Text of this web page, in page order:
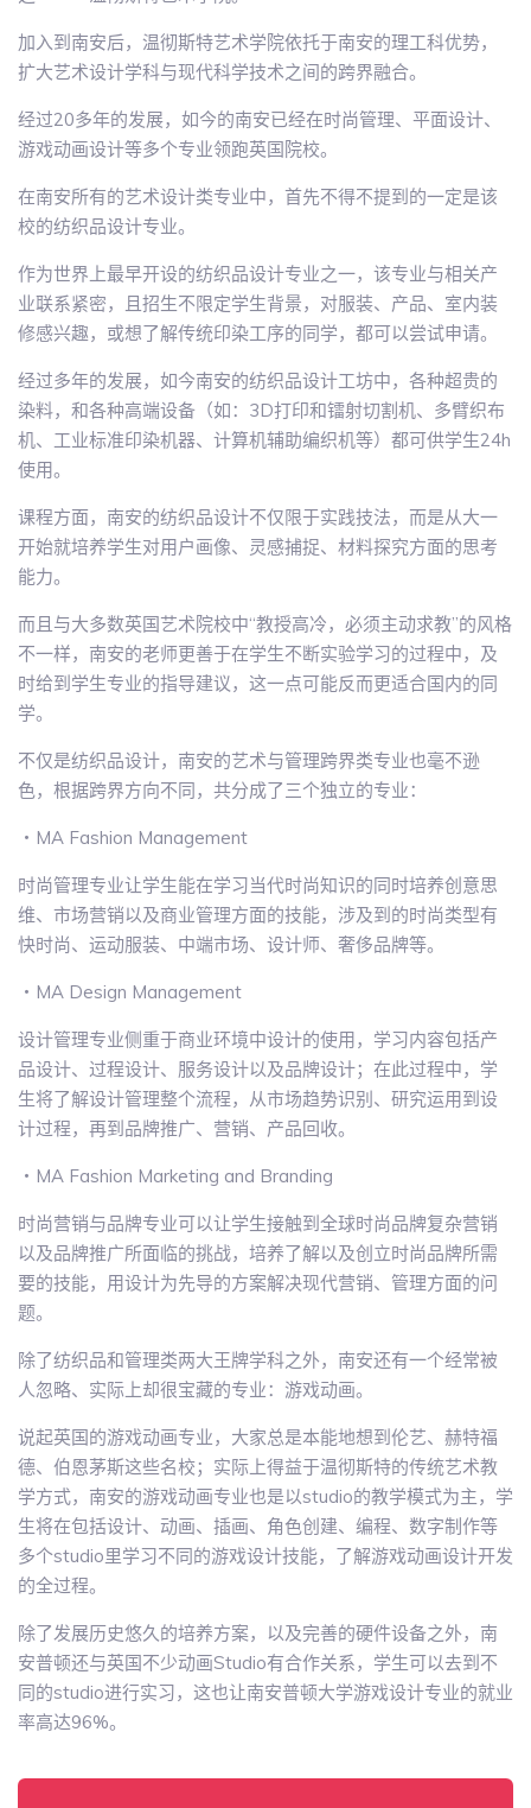
加入到南安后，温彻斯特艺术学院依托于南安的理工科优势，
扩大艺术设计学科与现代科学技术之间的跨界融合。
经过20多年的发展，如今的南安已经在时尚管理、平面设计、
游戏动画设计等多个专业领跑英国院校。
在南安所有的艺术设计类专业中，首先不得不提到的一定是该
校的纺织品设计专业。
作为世界上最早开设的纺织品设计专业之一，该专业与相关产
业联系紧密，且招生不限定学生背景，对服装、产品、室内装
修感兴趣，或想了解传统印染工序的同学，都可以尝试申请。
经过多年的发展，如今南安的纺织品设计工坊中，各种超贵的
染料，和各种高端设备（如：3D打印和镭射切割机、多臂织布
机、工业标准印染机器、计算机辅助编织机等）都可供学生24h
使用。
课程方面，南安的纺织品设计不仅限于实践技法，而是从大一
开始就培养学生对用户画像、灵感捕捉、材料探究方面的思考
能力。
而且与大多数英国艺术院校中“教授高冷，必须主动求教”的风格
不一样，南安的老师更善于在学生不断实验学习的过程中，及
时给到学生专业的指导建议，这一点可能反而更适合国内的同
学。
不仅是纺织品设计，南安的艺术与管理跨界类专业也毫不逊
色，根据跨界方向不同，共分成了三个独立的专业：
・MA Fashion Management
时尚管理专业让学生能在学习当代时尚知识的同时培养创意思
维、市场营销以及商业管理方面的技能，涉及到的时尚类型有
快时尚、运动服装、中端市场、设计师、奢侈品牌等。
・MA Design Management
设计管理专业侧重于商业环境中设计的使用，学习内容包括产
品设计、过程设计、服务设计以及品牌设计；在此过程中，学
生将了解设计管理整个流程，从市场趋势识别、研究运用到设
计过程，再到品牌推广、营销、产品回收。
・MA Fashion Marketing and Branding
时尚营销与品牌专业可以让学生接触到全球时尚品牌复杂营销
以及品牌推广所面临的挑战，培养了解以及创立时尚品牌所需
要的技能，用设计为先导的方案解决现代营销、管理方面的问
题。
除了纺织品和管理类两大王牌学科之外，南安还有一个经常被
人忽略、实际上却很宝藏的专业：游戏动画。
说起英国的游戏动画专业，大家总是本能地想到伦艺、赫特福
德、伯恩茅斯这些名校；实际上得益于温彻斯特的传统艺术教
学方式，南安的游戏动画专业也是以studio的教学模式为主，学
生将在包括设计、动画、插画、角色创建、编程、数字制作等
多个studio里学习不同的游戏设计技能，了解游戏动画设计开发
的全过程。
除了发展历史悠久的培养方案，以及完善的硬件设备之外，南
安普顿还与英国不少动画Studio有合作关系，学生可以去到不
同的studio进行实习，这也让南安普顿大学游戏设计专业的就业
率高达96%。